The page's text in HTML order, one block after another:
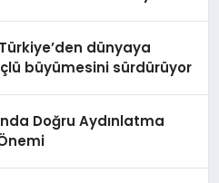
dünyaya
büyümesini sürdürüyor
Doğru Aydınlatma